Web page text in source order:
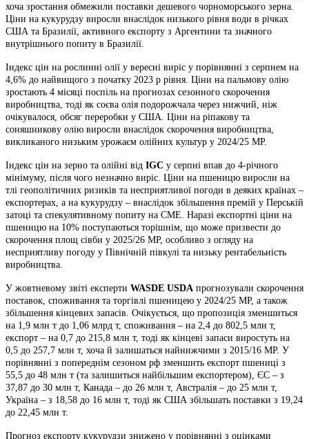
хоча зростання обмежили поставки дешевого чорноморського зерна.
Ціни на кукурудзу виросли внаслідок низького рівня води в річках
США та Бразилії, активного експорту з Аргентини та значного
внутрішнього попиту в Бразилії.
Індекс цін на рослинні олії у вересні виріс у порівнянні з серпнем на
4,6% до найвищого з початку 2023 р рівня. Ціни на пальмову олію
зростають 4 місяці поспіль на прогнозах сезонного скорочення
виробництва, тоді як соєва олія подорожчала через нижчий, ніж
очікувалося, обсяг переробки у США. Ціни на ріпакову та
соняшникову олію виросли внаслідок скорочення виробництва,
викликаного низьким урожаєм олійних культур у 2024/25 МР.
Індекс цін на зерно та олійні від IGC у серпні впав до 4-річного
мінімуму, після чого незначно виріс. Ціни на пшеницю виросли на
тлі геополітичних ризиків та несприятливої погоди в деяких країнах –
експортерах, а на кукурудзу – внаслідок збільшення премій у Перській
затоці та спекулятивному попиту на СМЕ. Наразі експортні ціни на
пшеницю на 10% поступаються торішнім, що може призвести до
скорочення площ сівби у 2025/26 МР, особливо з огляду на
несприятливу погоду у Північній півкулі та низьку рентабельність
виробництва.
У жовтневому звіті експерти WASDE USDA прогнозували скорочення
поставок, споживання та торгівлі пшеницею у 2024/25 МР, а також
збільшення кінцевих запасів. Очікується, що пропозиція зменшиться
на 1,9 млн т до 1,06 млрд т, споживання – на 2,4 до 802,5 млн т,
експорт – на 0,7 до 215,8 млн т, тоді як кінцеві запаси виростуть на
0,5 до 257,7 млн т, хоча й залишаться найнижчими з 2015/16 МР. У
порівнянні з попереднім сезоном рф зменшить експорт пшениці з
55,5 до 48 млн т (та залишиться найбільшим експортером), ЄС – з
37,87 до 30 млн т, Канада – до 26 млн т, Австралія – до 25 млн т,
Україна – з 18,58 до 16 млн т, тоді як США збільшать поставки з 19,24
до 22,45 млн т.
Прогноз експорту кукурудзи знижено у порівнянні з оцінками